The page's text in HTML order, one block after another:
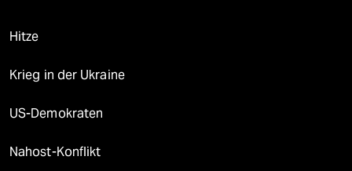
Hitze
Krieg in der Ukraine
US-Demokraten
Nahost-Konflikt